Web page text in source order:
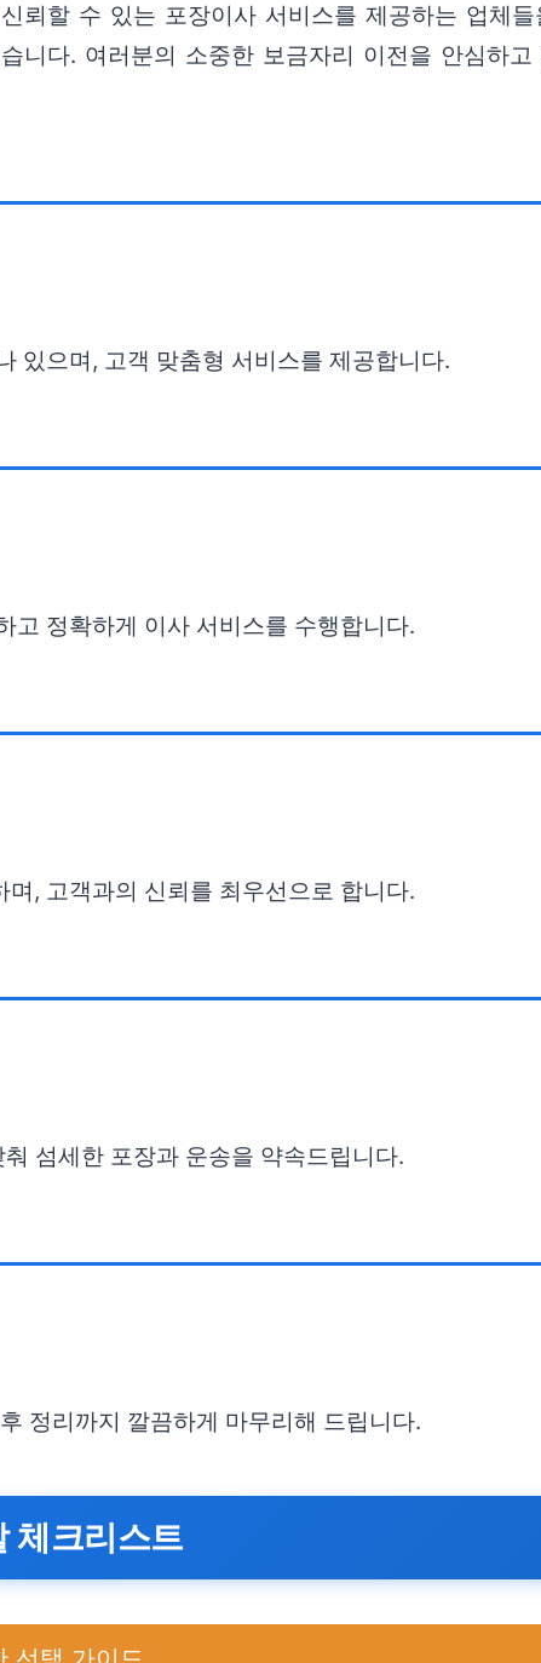
뢰할 수 있는 포장이사 서비스를 제공하는 업체
니다. 여러분의 소중한 보금자리 이전을 안심하
있으며, 고객 맞춤형 서비스를 제공합니다.
고 정확하게 이사 서비스를 수행합니다.
, 고객과의 신뢰를 최우선으로 합니다.
섬세한 포장과 운송을 약속드립니다.
정리까지 깔끔하게 마무리해 드립니다.
체크리스트